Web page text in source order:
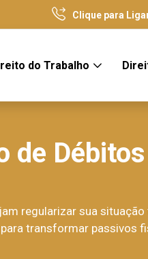
Clique para
do Trabalho
de
regularizar sua
transformar passivos